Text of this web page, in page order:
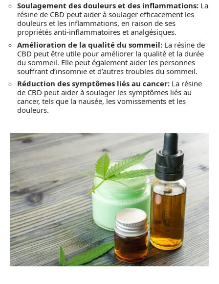
Soulagement des douleurs et des inflammations: La
résine de CBD peut aider à soulager efficacement les
douleurs et les inflammations, en raison de ses
propriétés anti-inflammatoires et analgésiques.
Amélioration de la qualité du sommeil: La résine de
CBD peut être utile pour améliorer la qualité et la durée
du sommeil. Elle peut également aider les personnes
souffrant d’insomnie et d’autres troubles du sommeil.
Réduction des symptômes liés au cancer: La résine
de CBD peut aider à soulager les symptômes liés au
cancer, tels que la nausée, les vomissements et les
douleurs.